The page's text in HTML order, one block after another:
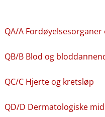
QA​/​A
QB​/​B Blod og
QC​/​C Hjerte og kretsløp
QD​/​D Dermatologiske